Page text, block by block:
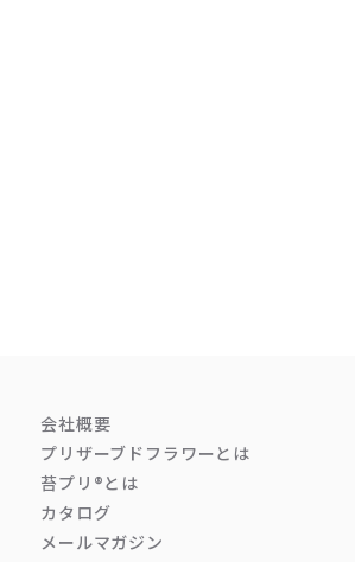
会社概要
プリザーブドフラワーとは
苔プリ®とは
カタログ
メールマガジン